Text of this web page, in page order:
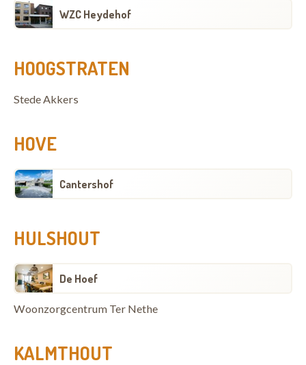
WZC Heydehof
HOOGSTRATEN
Stede Akkers
HOVE
Cantershof
HULSHOUT
De Hoef
Woonzorgcentrum Ter Nethe
KALMTHOUT